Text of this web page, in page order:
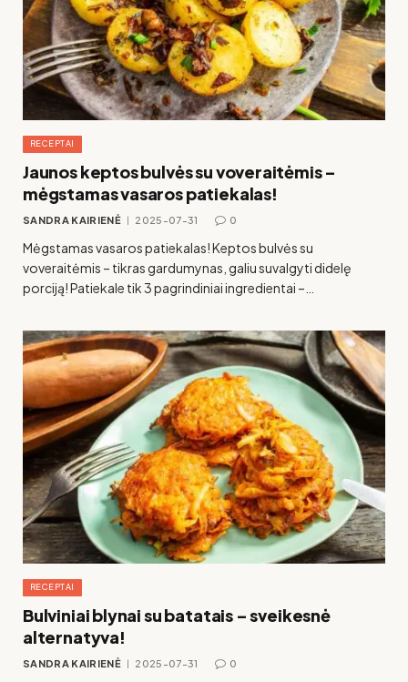
RECEPTAI
Jaunos keptos bulvės su voveraitėmis –
mėgstamas vasaros patiekalas!
SANDRA KAIRIENĖ 2025-07-31 0
Mėgstamas vasaros patiekalas! Keptos bulvės su
voveraitėmis – tikras gardumynas, galiu suvalgyti didelę
porciją! Patiekale tik 3 pagrindiniai ingredientai –…
RECEPTAI
Bulviniai blynai su batatais – sveikesnė
alternatyva!
SANDRA KAIRIENĖ 2025-07-31 0